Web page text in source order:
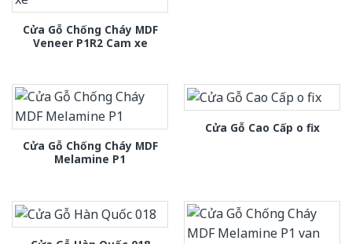
Cửa Gỗ Chống Cháy MDF
Veneer P1R2 Cam xe
Cửa Gỗ Chống Cháy MDF
Melamine P1
Cửa Gỗ Cao Cấp o fix